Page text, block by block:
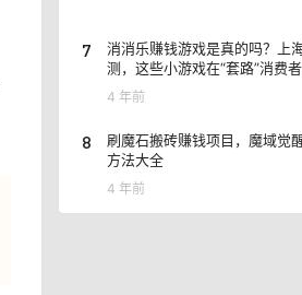
7
消消乐赚钱游戏是真的吗？上
测，这些小游戏在“套路”消费者
4 年前
8
刷魔石搬砖赚钱项目，魔域觉
方法大全
4 年前